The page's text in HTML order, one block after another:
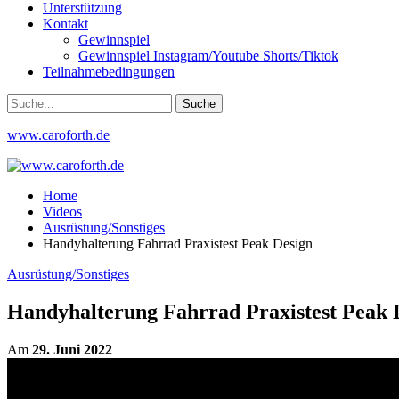
Unterstützung
Kontakt
Gewinnspiel
Gewinnspiel Instagram/Youtube Shorts/Tiktok
Teilnahmebedingungen
www.caroforth.de
Home
Videos
Ausrüstung/Sonstiges
Handyhalterung Fahrrad Praxistest Peak Design
Ausrüstung/Sonstiges
Handyhalterung Fahrrad Praxistest Peak
Am 29. Juni 2022